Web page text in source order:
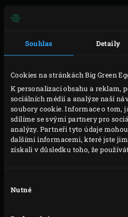
Souhlas Detaily
Cookies na stránkách Big Green
K personalizaci obsahu a reklam,
sociálních médií a analýze naší
soubory cookie. Informace o tom,
sdílíme se svými partnery pro
analýzy. Partneři tyto údaje
dalšími informacemi, které jste
získali v důsledku toho, že
souhlasu
Nutné
rošt tučnou stranou nahoru.
přibližně 1,5 hodiny
Vytáhněte pekáč z kuřecím
položte papriky. Zavřete víko
140°C. Nechte bůček další
všech stran asi 20 minut
nezměknou. Po každé
potravinářskou fólií
fazole sceďte a nalijte do